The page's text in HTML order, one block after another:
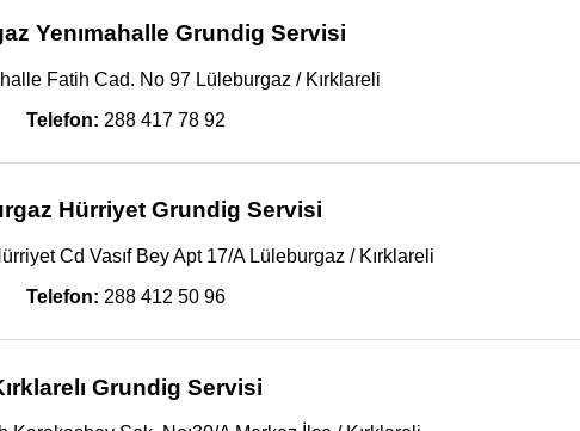
Yenımahalle Grundig Servisi
Fatih Cad. No 97 Lüleburgaz / Kırklareli
Telefon: 288 417 78 92
Hürriyet Grundig Servisi
Cd Vasıf Bey Apt 17/A Lüleburgaz / Kırklareli
Telefon: 288 412 50 96
Grundig Servisi